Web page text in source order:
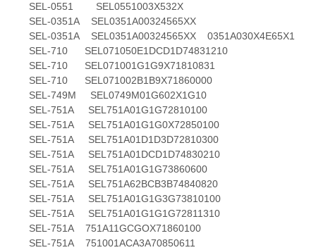
SEL-0551 SEL0551003X532X
SEL-0351A SEL0351A00324565XX
SEL-0351A SEL0351A00324565XX 0351A030X4E65X1
SEL-710 SEL071050E1DCD1D74831210
SEL-710 SEL071001G1G9X71810831
SEL-710 SEL071002B1B9X71860000
SEL-749M SEL0749M01G602X1G10
SEL-751A SEL751A01G1G72810100
SEL-751A SEL751A01G1G0X72850100
SEL-751A SEL751A01D1D3D72810300
SEL-751A SEL751A01DCD1D74830210
SEL-751A SEL751A01G1G73860600
SEL-751A SEL751A62BCB3B74840820
SEL-751A SEL751A01G1G3G73810100
SEL-751A SEL751A01G1G1G72811310
SEL-751A 751A11GCGOX71860100
SEL-751A 751001ACA3A70850611